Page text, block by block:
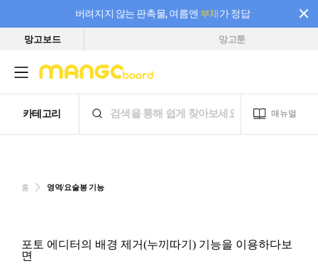
버려지지 않는 판촉물, 여름엔 부채가 정답
필요한 만큼 충전하고 끊김 없이 작업하세요! 새로워진 AI 부스터 요금제
망고보드 망고툰
홈 영역/요술봉 기능
포토 에디터의 배경 제거(누끼따기) 기능을 이용하다보
면